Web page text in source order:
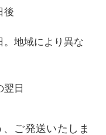
後
。地域により異な
翌日
ご発送いたしま